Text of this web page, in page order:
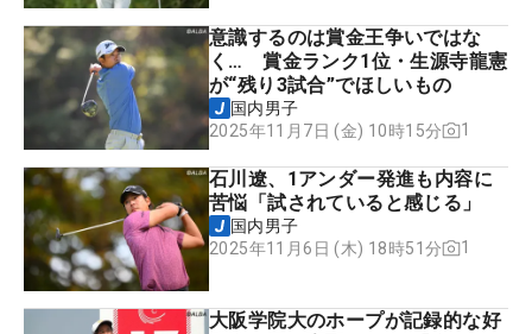
意識するのは賞金王争いではな
く… 賞金ランク1位・生源寺龍憲
が“残り3試合”でほしいもの
国内男子
2025年11月7日 (金) 10時15分
1
石川遼、1アンダー発進も内容に
苦悩「試されていると感じる」
国内男子
2025年11月6日 (木) 18時51分
1
大阪学院大のホープが記録的な好